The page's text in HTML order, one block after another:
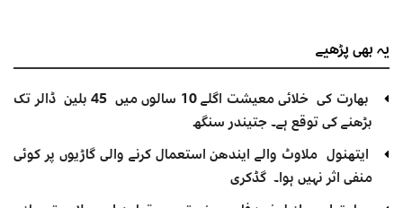
یہ بھیپڑھیے
بھارت کی خلائی معیشت اگلے 10 سالوں میں 45 بلین ڈالر تک
بڑھنے کی توقع ہے۔ جتیندر سنگھ
ایتھنول ملاوٹ والے ایندھن استعمال کرنے والی گاڑیوں پر کوئی
منفی اثر نہیں ہوا۔ گڈکری